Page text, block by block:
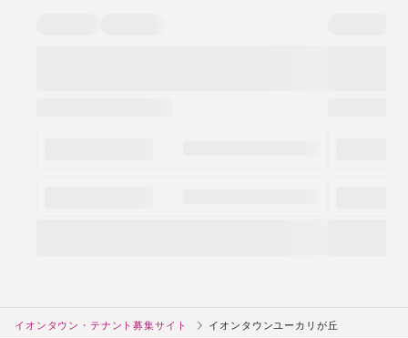
イオンタウン・テナント募集サイト イオンタウンユーカリが丘